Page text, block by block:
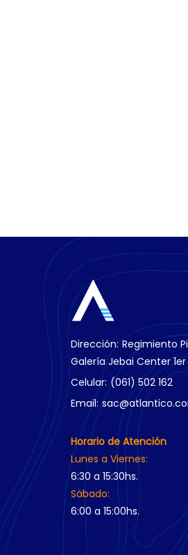
Dirección: Regimiento
Galería Jebai Center 1er
Celular: (061) 502 162
Email:
Horario de Atención
Lunes a Viernes:
6:30 a 15:30hs.
Sábado:
6:00 a 15:00hs.